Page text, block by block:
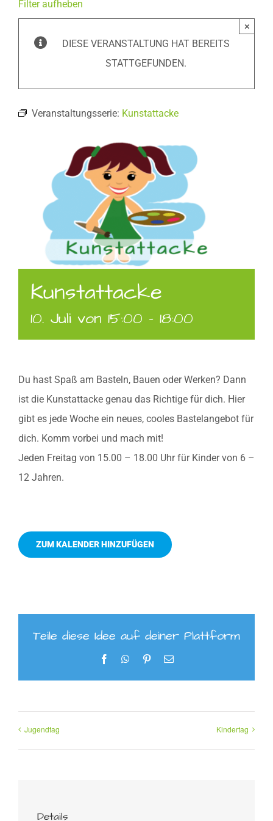
Filter aufheben
DIESE VERANSTALTUNG HAT BEREITS
STATTGEFUNDEN.
×
Veranstaltungsserie: Kunstattacke
Kunstattacke
10. Juli von 15:00 - 18:00
Du hast Spaß am Basteln, Bauen oder Werken? Dann
ist die Kunstattacke genau das Richtige für dich. Hier
gibt es jede Woche ein neues, cooles Bastelangebot für
dich. Komm vorbei und mach mit!
Jeden Freitag von 15.00 – 18.00 Uhr für Kinder von 6 –
12 Jahren.
ZUM KALENDER HINZUFÜGEN
Teile diese Idee auf deiner Plattform
FacebookWhatsApp
Pinterest
E-
Jugendtag Kindertag
Details